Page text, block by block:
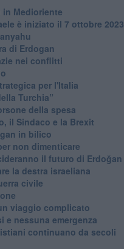
Medioriente
è iniziato il 7 ottobre 2023
di Erdogan
nei conflitti
per l'Italia
Turchia”
della spesa
il Sindaco e la Brexit
in bilico
non dimenticare
il futuro di Erdoğan
la destra israeliana
civile
viaggio complicato
e nessuna emergenza
continuano da secoli